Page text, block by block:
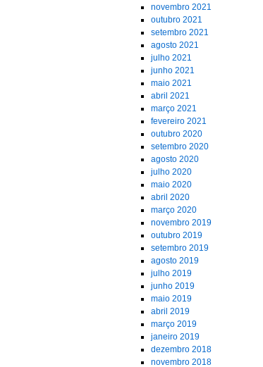
novembro 2021
outubro 2021
setembro 2021
agosto 2021
julho 2021
junho 2021
maio 2021
abril 2021
março 2021
fevereiro 2021
outubro 2020
setembro 2020
agosto 2020
julho 2020
maio 2020
abril 2020
março 2020
novembro 2019
outubro 2019
setembro 2019
agosto 2019
julho 2019
junho 2019
maio 2019
abril 2019
março 2019
janeiro 2019
dezembro 2018
novembro 2018